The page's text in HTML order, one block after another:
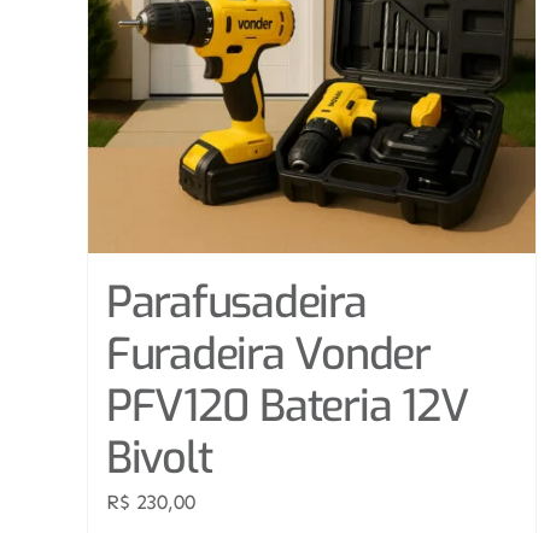
Parafusadeira
Furadeira Vonder
PFV120 Bateria 12V
Bivolt
R$ 230,00